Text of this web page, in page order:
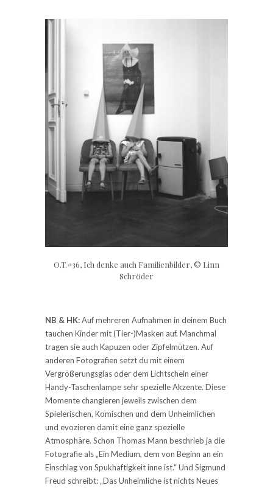
O.T.#36, Ich denke auch Familienbilder, © Linn
Schröder
NB & HK:Auf mehreren Aufnahmen in deinem Buch
tauchen Kinder mit (Tier-)Masken auf. Manchmal
tragen sie auch Kapuzen oder Zipfelmützen. Auf
anderen Fotografien setzt du mit einem
Vergrößerungsglas oder dem Lichtschein einer
Handy-Taschenlampe sehr spezielle Akzente. Diese
Momente changieren jeweils zwischen dem
Spielerischen, Komischen und dem Unheimlichen
und evozieren damit eine ganz spezielle
Atmosphäre. Schon Thomas Mann beschrieb ja die
Fotografie als „Ein Medium, dem von Beginn an ein
Einschlag von Spukhaftigkeit inne ist.“ Und Sigmund
Freud schreibt: „Das Unheimliche ist nichts Neues